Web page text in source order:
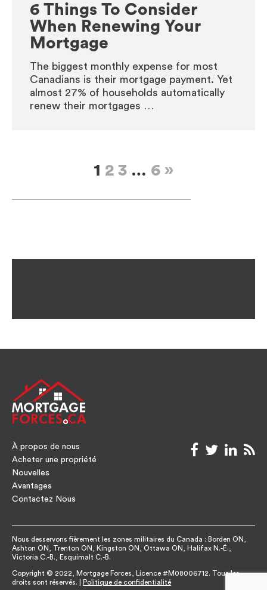
6 Things To Consider
When Renewing Your
Mortgage
The biggest monthly expense for most
Canadians is their mortgage payment. Yet
almost 27% of households automatically
renew their mortgages …
1 2 3 … 6 »
À propos de nous
Acheter une propriété
Nouvelles
Avantages
Contactez Nous
facebook
twitter
Nous desservons fièrement les zones militaires du Canada : Borden ON,
Ashton ON, Trenton ON, Kingston ON, Ottawa ON, Halifax N.-É.,
Victoria C.-B., Esquimalt C.-B.
Copyright © 2022, Mortgage Forces, Licence #M08006712. Tous les
droits sont réservés. |
Politique de confidentialité